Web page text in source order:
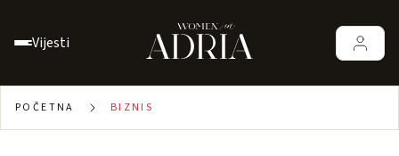
Vijesti
POČETNA BIZNIS